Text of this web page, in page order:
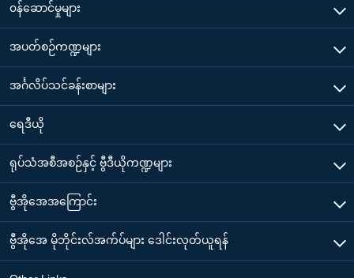
၀န်ဆောင်မှုများ
အပတ်စဉ်ကဏ္ဍများ
အင်္ဂလိပ်သင်ခန်းစာများ
ရေဒီယို
ရုပ်သံအစီအစဉ်နှင့် ဗွီဒီယိုကဏ္ဍများ
ဗွီအိုအေအကြောင်း
ဗွီအိုအေ မိုဘိုင်းလ်အက်ပ်များ ဒေါင်းလုတ်ယူရန်